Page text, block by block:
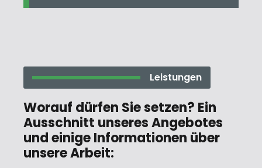
Leistungen
Worauf dürfen Sie setzen? Ein
Ausschnitt unseres Angebotes
und einige Informationen über
unsere Arbeit: